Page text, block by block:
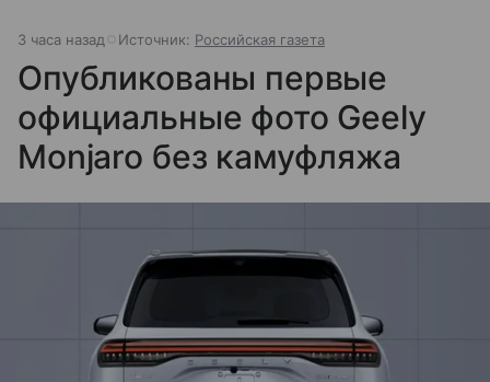
3 часа назад Источник: Российская газета
Опубликованы первые
официальные фото Geely
Monjaro без камуфляжа